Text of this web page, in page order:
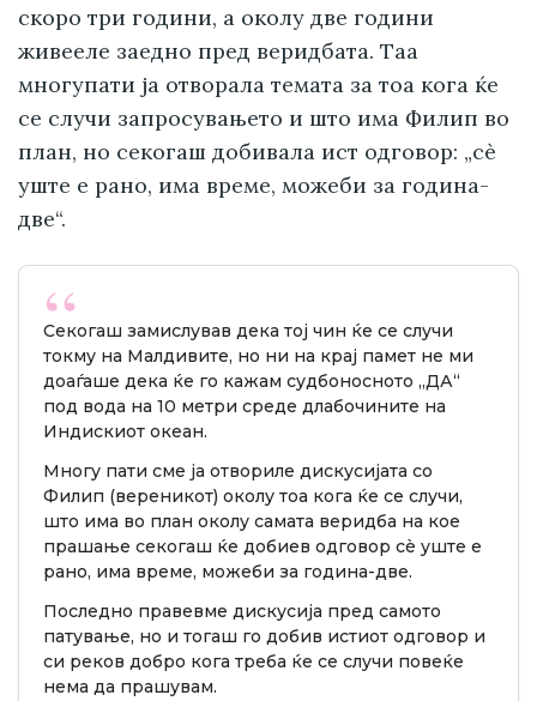
скоро три години, а околу две години
живееле заедно пред веридбата. Таа
многупати ја отворала темата за тоа кога ќе
се случи запросувањето и што има Филип во
план, но секогаш добивала ист одговор: „сè
уште е рано, има време, можеби за година-
две“.
Секогаш замислував дека тој чин ќе се случи
токму на Малдивите, но ни на крај памет не ми
доаѓаше дека ќе го кажам судбоносното „ДА“
под вода на 10 метри среде длабочините на
Индискиот океан.
Многу пати сме ја отвориле дискусијата со
Филип (вереникот) околу тоа кога ќе се случи,
што има во план околу самата веридба на кое
прашање секогаш ќе добиев одговор сè уште е
рано, има време, можеби за година-две.
Последно правевме дискусија пред самото
патување, но и тогаш го добив истиот одговор и
си реков добро кога треба ќе се случи повеќе
нема да прашувам.